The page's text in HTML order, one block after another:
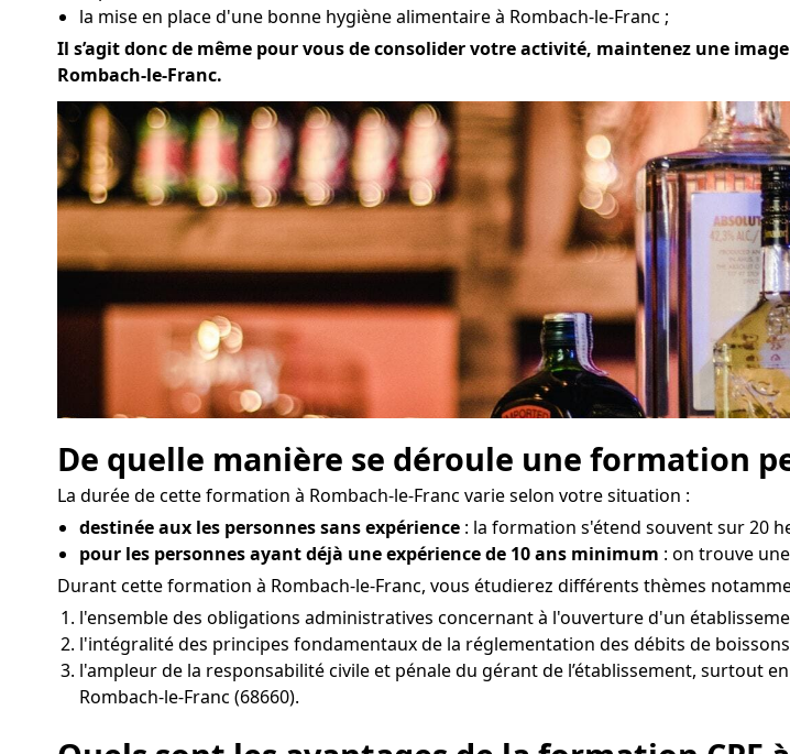
la mise en place d'une bonne hygiène alimentaire à Rombach-le-Franc ;
Il s’agit donc de même pour vous de consolider votre activité, maintenez une
Rombach-le-Franc.
De quelle manière se déroule une formation
La durée de cette formation à Rombach-le-Franc varie selon votre situation :
destinée aux les personnes sans expérience : la formation s'étend souvent sur 20
pour les personnes ayant déjà une expérience de 10 ans minimum : on trouve
Durant cette formation à Rombach-le-Franc, vous étudierez différents thèmes
l'ensemble des obligations administratives concernant à l'ouverture d'un
l'intégralité des principes fondamentaux de la réglementation des débits de
l'ampleur de la responsabilité civile et pénale du gérant de l’établissement, surtout
Rombach-le-Franc (68660).